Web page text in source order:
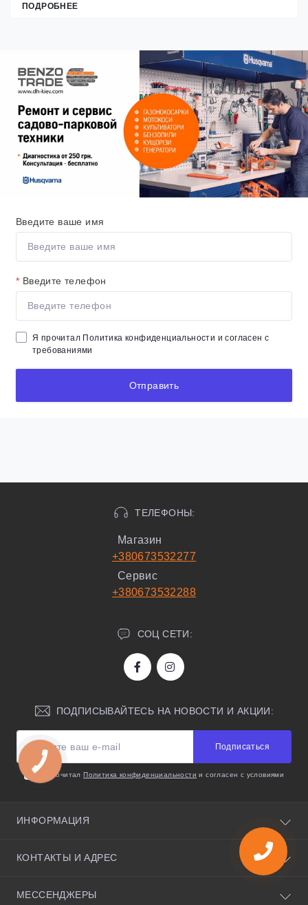
ПОДРОБНЕЕ
Введите ваше имя
* Введите телефон
Я прочитал Политика конфиденциальности и согласен с
требованиями
Отправить
ТЕЛЕФОНЫ:
Магазин
+380673532277
Сервис
+380673532288
СОЦ СЕТИ:
ПОДПИСЫВАЙТЕСЬ НА НОВОСТИ И АКЦИИ:
Подписаться
Я прочиталПолитика конфиденциальности и согласен с условиями
ИНФОРМАЦИЯ
Полезные советы
Политика конфиденциальности
КОНТАКТЫ И АДРЕС
Черновола 35, 08141
МЕССЕНДЖЕРЫ